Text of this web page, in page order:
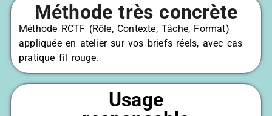
Méthode très concrète
Méthode RCTF (Rôle, Contexte, Tâche, Format)
appliquée en atelier sur vos briefs réels, avec cas
pratique fil rouge.
Usage